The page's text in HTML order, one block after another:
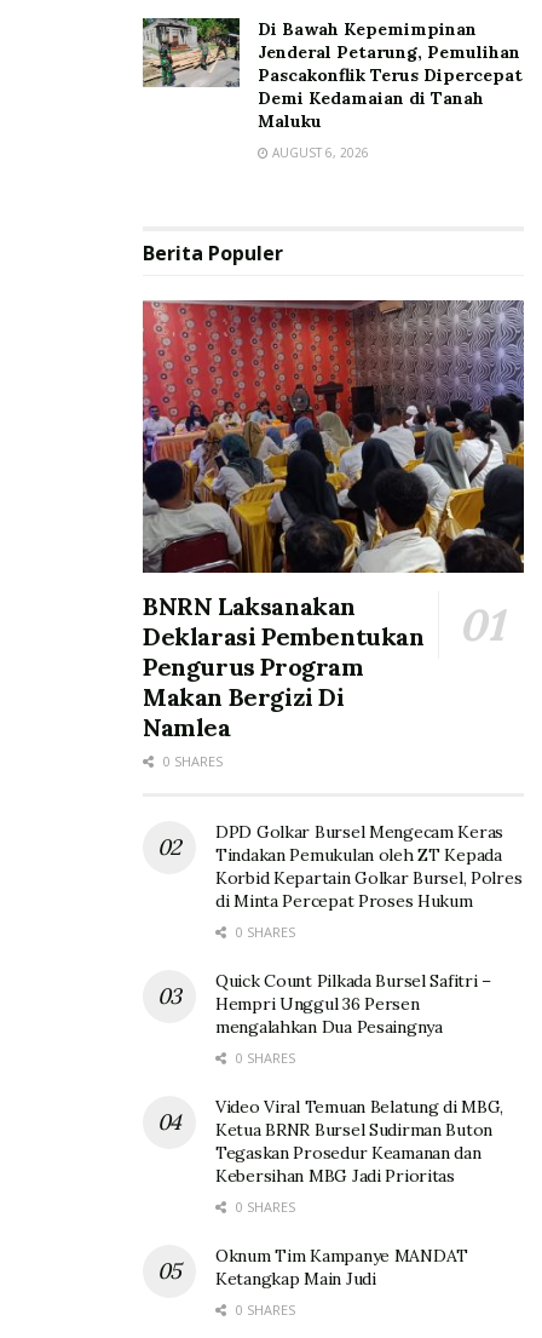
Di Bawah Kepemimpinan
Jenderal Petarung, Pemulihan
Pascakonflik Terus Dipercepat
Demi Kedamaian di Tanah
Maluku
AUGUST 6, 2026
Berita Populer
BNRN Laksanakan
Deklarasi Pembentukan
Pengurus Program
Makan Bergizi Di
Namlea
0 SHARES
DPD Golkar Bursel Mengecam Keras
Tindakan Pemukulan oleh ZT Kepada
Korbid Kepartain Golkar Bursel, Polres
di Minta Percepat Proses Hukum
0 SHARES
Quick Count Pilkada Bursel Safitri –
Hempri Unggul 36 Persen
mengalahkan Dua Pesaingnya
0 SHARES
Video Viral Temuan Belatung di MBG,
Ketua BRNR Bursel Sudirman Buton
Tegaskan Prosedur Keamanan dan
Kebersihan MBG Jadi Prioritas
0 SHARES
Oknum Tim Kampanye MANDAT
Ketangkap Main Judi
0 SHARES